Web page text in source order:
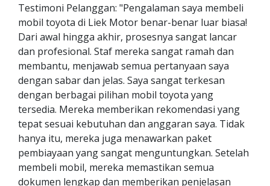
Testimoni Pelanggan: "Pengalaman saya membeli
mobil toyota di Liek Motor benar-benar luar biasa!
Dari awal hingga akhir, prosesnya sangat lancar
dan profesional. Staf mereka sangat ramah dan
membantu, menjawab semua pertanyaan saya
dengan sabar dan jelas. Saya sangat terkesan
dengan berbagai pilihan mobil toyota yang
tersedia. Mereka memberikan rekomendasi yang
tepat sesuai kebutuhan dan anggaran saya. Tidak
hanya itu, mereka juga menawarkan paket
pembiayaan yang sangat menguntungkan. Setelah
membeli mobil, mereka memastikan semua
dokumen lengkap dan memberikan penjelasan